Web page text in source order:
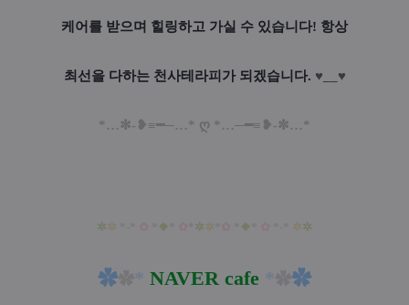
케어를 받으며 힐링하고 가실 수 있습니다! 항상
최선을 다하는 천사테라피가 되겠습니다. ♥__♥
*…✼-❥≡━─…* ღ *…─━≡❥-✼…*
✲✲ ❖ ✲✲ ❖ ✲✲
✿ * NAVER cafe * ✿